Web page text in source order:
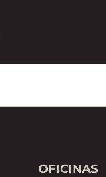
OFICINAS